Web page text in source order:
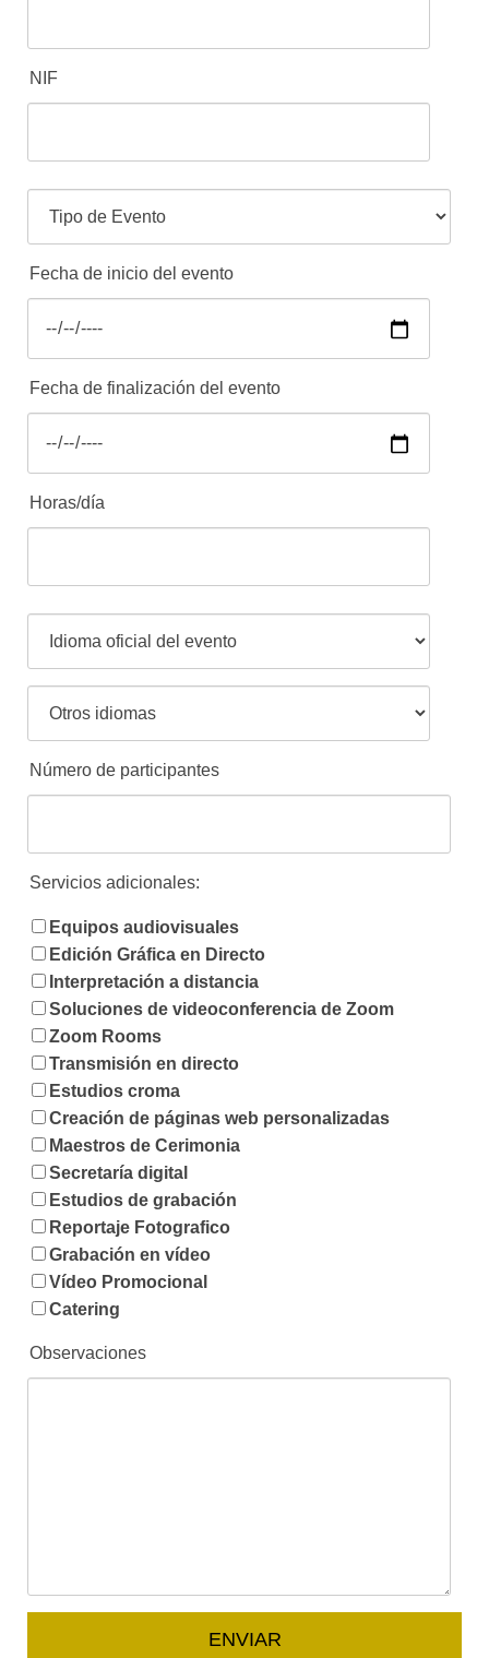
NIF
Fecha de inicio del evento
Fecha de finalización del evento
Horas/día
Número de participantes
Servicios adicionales:
Equipos audiovisuales
Edición Gráfica en Directo
Interpretación a distancia
Soluciones de videoconferencia de Zoom
Zoom Rooms
Transmisión en directo
Estudios croma
Creación de páginas web personalizadas
Maestros de Cerimonia
Secretaría digital
Estudios de grabación
Reportaje Fotografico
Grabación en vídeo
Vídeo Promocional
Catering
Observaciones